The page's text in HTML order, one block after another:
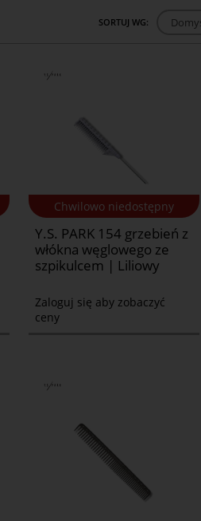
SORTUJ WG:
Chwilowo niedostępny
Y.S. PARK 154 grzebień z
włókna węglowego ze
szpikulcem | Liliowy
Zaloguj się aby zobaczyć
ceny